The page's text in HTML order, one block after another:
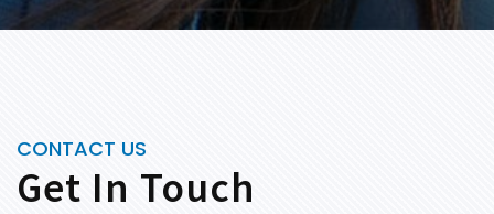
CONTACT US
Get In Touch